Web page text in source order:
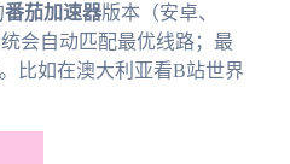
番茄加速器版本（安卓、
会自动匹配最优线路；最
比如在澳大利亚看B站世界